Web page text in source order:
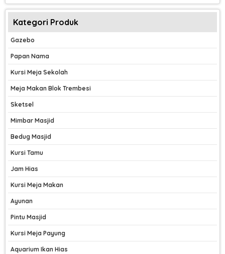
Kategori Produk
Gazebo
Papan Nama
Kursi Meja Sekolah
Meja Makan Blok Trembesi
Sketsel
Mimbar Masjid
Bedug Masjid
Kursi Tamu
Jam Hias
Kursi Meja Makan
Ayunan
Pintu Masjid
Kursi Meja Payung
Aquarium Ikan Hias